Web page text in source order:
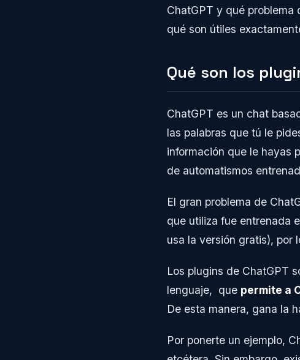
ChatGPT y qué problema
qué son útiles
Qué son los
ChatGPT es un chat
las palabras que tú le
información que le hayas
de automatismos
El gran problema de
que utiliza fue entrenada
usa la versión gratis), por
Los plugins de ChatGPT
lenguaje, que permite a
De esta manera, gana la
Por ponerte un ejemplo,